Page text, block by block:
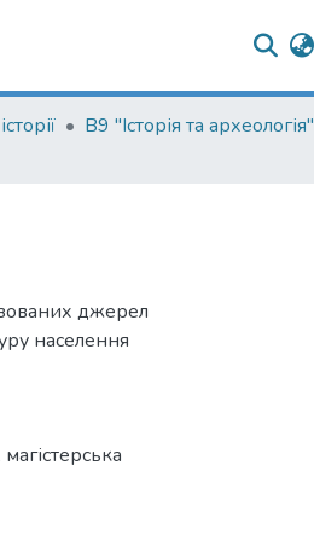
В9 "Історія та археологія"
джерел
населення
магістерська